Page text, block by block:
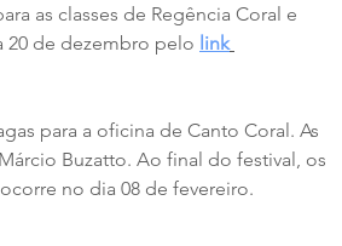
as classes de Regência Coral e
20 de dezembro pelo link
para a oficina de Canto Coral. As
Buzatto. Ao final do festival, os
no dia 08 de fevereiro.